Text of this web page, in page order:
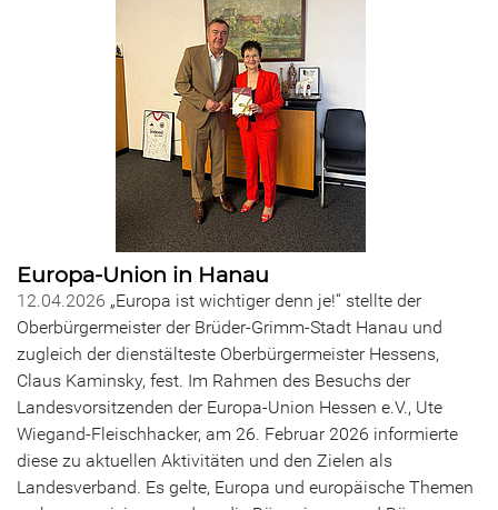
Europa-Union in Hanau
12.04.2026 „Europa ist wichtiger denn je!“ stellte der
Oberbürgermeister der Brüder-Grimm-Stadt Hanau und
zugleich der dienstälteste Oberbürgermeister Hessens,
Claus Kaminsky, fest. Im Rahmen des Besuchs der
Landesvorsitzenden der Europa-Union Hessen e.V., Ute
Wiegand-Fleischhacker, am 26. Februar 2026 informierte
diese zu aktuellen Aktivitäten und den Zielen als
Landesverband. Es gelte, Europa und europäische Themen